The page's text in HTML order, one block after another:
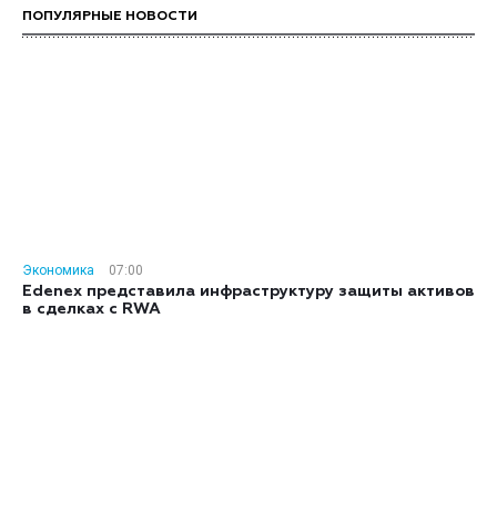
ПОПУЛЯРНЫЕ НОВОСТИ
Экономика
07:00
Edenex представила инфраструктуру защиты активов
в сделках с RWA